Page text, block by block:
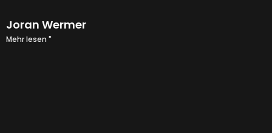
Joran Wermer
Mehr lesen "